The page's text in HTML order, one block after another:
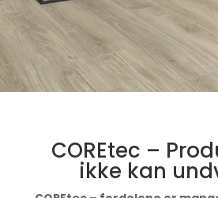
COREtec –
ikke kan